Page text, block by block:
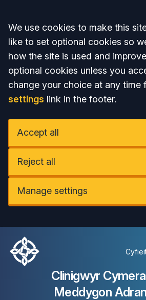
Accept all
We use cookies to make this
like to set optional cookies so
how the site is used and
optional cookies unless you
change your choice at any time
settings link in the footer.
Accept all
Reject all
Manage settings
Clinigwyr
Meddygon